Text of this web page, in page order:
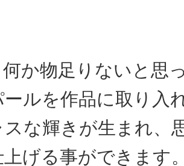
か物足りないと思
ールを作品に取り入
スな輝きが生まれ、
げる事ができます